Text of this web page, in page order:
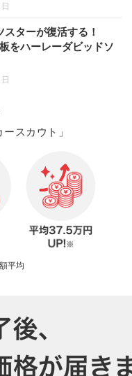
スターが復活する！
をハーレーダビッドソ
スカウト」
平均